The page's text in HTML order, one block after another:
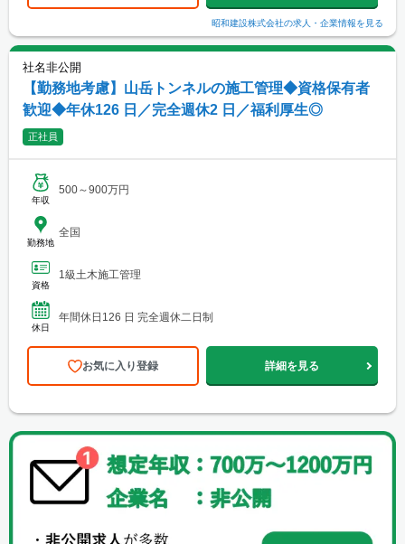
昭和建設株式会社の求人・企業情報を見る
社名非公開
【勤務地考慮】山岳トンネルの施工管理◆資格保有者
歓迎◆年休126 日／完全週休2 日／福利厚生◎
正社員
年収
500～900万円
勤務地
全国
資格
1級土木施工管理
休日
年間休日126 日 完全週休二日制
お気に入り登録 詳細を見る